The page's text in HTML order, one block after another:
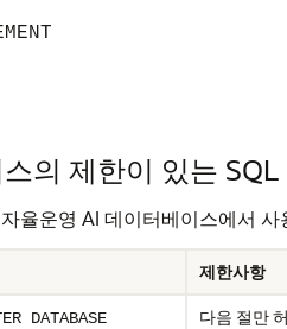
의 제한이 있는 SQL
율운영 AI 데이터베이스에서 사
제한사항
DATABASE 다음 절만